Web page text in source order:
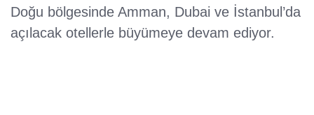
Doğu bölgesinde Amman, Dubai ve İstanbul’da
açılacak otellerle büyümeye devam ediyor.